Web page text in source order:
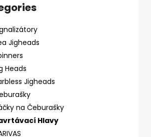
Jigheads
Heads
Jigheads
na Čeburašky
Hlavy